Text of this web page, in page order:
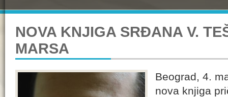
NOVA KNJIGA SRĐANA V.
MARSA
Beograd, 4.
nova knjiga